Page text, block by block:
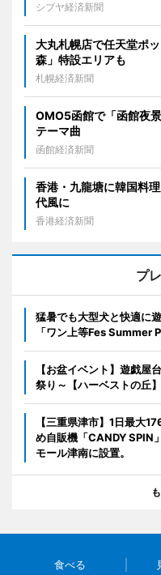
シブヤ経済新聞
大丸札幌店で任天堂ポ
森」特設エリアも
札幌経済新聞
OMO5函館で「函館夜
テーマ曲
函館経済新聞
香港・九龍塘に韓国料
代風に
香港経済新聞
プ
猛暑でも大型犬と快適に
「ワン上等Fes Summer
【お盆イベント】遊戯屋
祭り～【ハーベストの丘】
【三重県津市】1日最大
め自販機「CANDY SPIN
モール津南に設置。
食べる